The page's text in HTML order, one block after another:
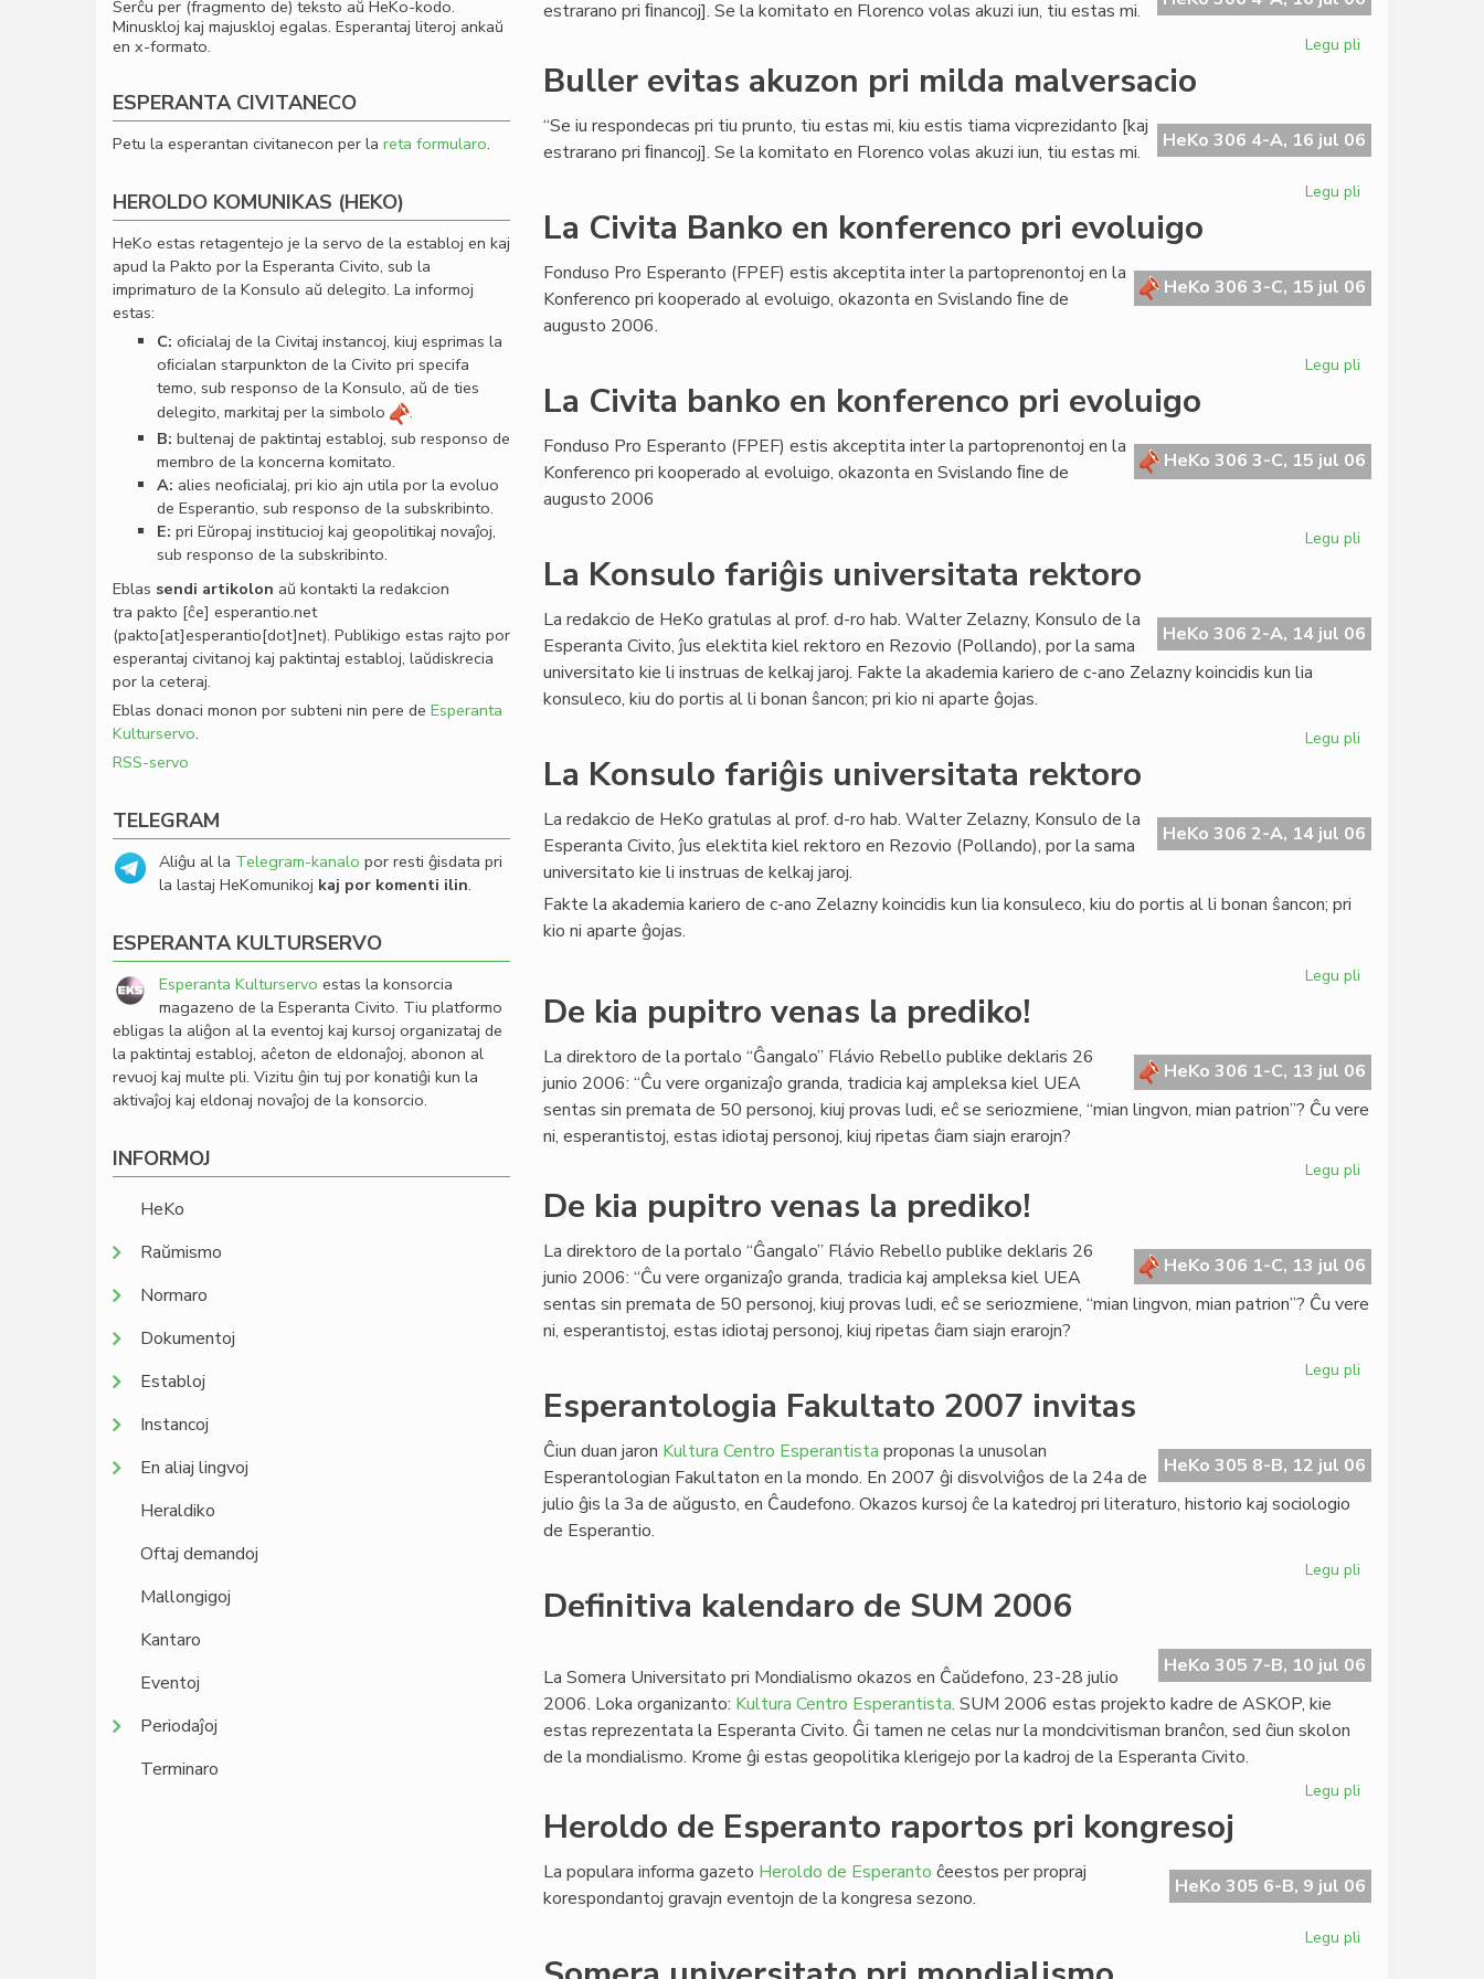
estrarano pri ﬁnancoj]. Se la komitato en Florenco volas akuzi iun, tiu estas mi.
Legu pli
pri
milda
Buller evitas akuzon pri milda malversacio
HeKo 306 4-A, 16 jul 06
“Se iu respondecas pri tiu prunto, tiu estas mi, kiu estis tiama vicprezidanto [kaj
estrarano pri ﬁnancoj]. Se la komitato en Florenco volas akuzi iun, tiu estas mi.
Legu pli
pri
milda
La Civita Banko en konferenco pri evoluigo
HeKo 306 3-C, 15 jul 06
Fonduso Pro Esperanto (FPEF) estis akceptita inter la partoprenontoj en la
Konferenco pri kooperado al evoluigo, okazonta en Svislando ﬁne de
augusto 2006.
Legu pli
en
konferenco
La Civita banko en konferenco pri evoluigo
HeKo 306 3-C, 15 jul 06
Fonduso Pro Esperanto (FPEF) estis akceptita inter la partoprenontoj en la
Konferenco pri kooperado al evoluigo, okazonta en Svislando ﬁne de
augusto 2006
Legu pli
en
konferenco
La Konsulo fariĝis universitata rektoro
HeKo 306 2-A, 14 jul 06
La redakcio de HeKo gratulas al prof. d-ro hab. Walter Zelazny, Konsulo de la
Esperanta Civito, ĵus elektita kiel rektoro en Rezovio (Pollando), por la sama
universitato kie li instruas de kelkaj jaroj. Fakte la akademia kariero de c-ano Zelazny koincidis kun lia
konsuleco, kiu do portis al li bonan ŝancon; pri kio ni aparte ĝojas.
Legu pli
universitata
rektoro
La Konsulo fariĝis universitata rektoro
HeKo 306 2-A, 14 jul 06
La redakcio de HeKo gratulas al prof. d-ro hab. Walter Zelazny, Konsulo de la
Esperanta Civito, ĵus elektita kiel rektoro en Rezovio (Pollando), por la sama
universitato kie li instruas de kelkaj jaroj.
Fakte la akademia kariero de c-ano Zelazny koincidis kun lia konsuleco, kiu do portis al li bonan ŝancon; pri
kio ni aparte ĝojas.
Legu pli
universitata
rektoro
De kia pupitro venas la prediko!
HeKo 306 1-C, 13 jul 06
La direktoro de la portalo “Ĝangalo” Flávio Rebello publike deklaris 26
junio 2006: “Ĉu vere organizaĵo granda, tradicia kaj ampleksa kiel UEA
sentas sin premata de 50 personoj, kiuj provas ludi, eĉ se seriozmiene, “mian lingvon, mian patrion”? Ĉu vere
ni, esperantistoj, estas idiotaj personoj, kiuj ripetas ĉiam siajn erarojn?
Legu pli
venas
la
prediko!
De kia pupitro venas la prediko!
HeKo 306 1-C, 13 jul 06
La direktoro de la portalo “Ĝangalo” Flávio Rebello publike deklaris 26
junio 2006: “Ĉu vere organizaĵo granda, tradicia kaj ampleksa kiel UEA
sentas sin premata de 50 personoj, kiuj provas ludi, eĉ se seriozmiene, “mian lingvon, mian patrion”? Ĉu vere
ni, esperantistoj, estas idiotaj personoj, kiuj ripetas ĉiam siajn erarojn?
Legu pli
venas
la
Esperantologia Fakultato 2007 invitas
HeKo 305 8-B, 12 jul 06
Ĉiun duan jaron Kultura Centro Esperantista proponas la unusolan
Esperantologian Fakultaton en la mondo. En 2007 ĝi disvolviĝos de la 24a de
julio ĝis la 3a de aŭgusto, en Ĉaudefono. Okazos kursoj ĉe la katedroj pri literaturo, historio kaj sociologio
de Esperantio.
Legu pli
invitas
Definitiva kalendaro de SUM 2006
HeKo 305 7-B, 10 jul 06
La Somera Universitato pri Mondialismo okazos en Ĉaŭdefono, 23-28 julio
2006. Loka organizanto: Kultura Centro Esperantista. SUM 2006 estas projekto kadre de ASKOP, kie
estas reprezentata la Esperanta Civito. Ĝi tamen ne celas nur la mondcivitisman branĉon, sed ĉiun skolon
de la mondialismo. Krome ĝi estas geopolitika klerigejo por la kadroj de la Esperanta Civito.
Legu pli
SUM
2006
Heroldo de Esperanto raportos pri kongresoj
HeKo 305 6-B, 9 jul 06
La populara informa gazeto Heroldo de Esperanto ĉeestos per propraj
korespondantoj gravajn eventojn de la kongresa sezono.
Legu pli
Serĉu per (fragmento de) teksto aŭ HeKo-kodo.
Minuskloj kaj majuskloj egalas. Esperantaj literoj ankaŭ
en x-formato.
ESPERANTA CIVITANECO
Petu la esperantan civitanecon per la reta formularo.
HEROLDO KOMUNIKAS (HEKO)
HeKo estas retagentejo je la servo de la establoj en kaj
apud la Pakto por la Esperanta Civito, sub la
imprimaturo de la Konsulo aŭ delegito. La informoj
estas:
C: oﬁcialaj de la Civitaj instancoj, kiuj esprimas la
oﬁcialan starpunkton de la Civito pri specifa
temo, sub responso de la Konsulo, aŭ de ties
delegito, markitaj per la simbolo
.
B: bultenaj de paktintaj establoj, sub responso de
membro de la koncerna komitato.
A: alies neoﬁcialaj, pri kio ajn utila por la evoluo
de Esperantio, sub responso de la subskribinto.
E: pri Eŭropaj institucioj kaj geopolitikaj novaĵoj,
sub responso de la subskribinto.
Eblas sendi artikolon aŭ kontakti la redakcion
tra pakto [ĉe] esperantio.net
(pakto[at]esperantio[dot]net). Publikigo estas rajto por
esperantaj civitanoj kaj paktintaj establoj, laŭdiskrecia
por la ceteraj.
Eblas donaci monon por subteni nin pere de Esperanta
Kulturservo.
RSS-servo
TELEGRAM
Aliĝu al la Telegram-kanalo por resti ĝisdata pri
la lastaj HeKomunikoj kaj por komenti ilin.
ESPERANTA KULTURSERVO
Esperanta Kulturservo estas la konsorcia
magazeno de la Esperanta Civito. Tiu platformo
ebligas la aliĝon al la eventoj kaj kursoj organizataj de
la paktintaj establoj, aĉeton de eldonaĵoj, abonon al
revuoj kaj multe pli. Vizitu ĝin tuj por konatiĝi kun la
aktivaĵoj kaj eldonaj novaĵoj de la konsorcio.
INFORMOJ
HeKo
Raŭmismo
Normaro
Dokumentoj
Establoj
Instancoj
En aliaj lingvoj
Heraldiko
Oftaj demandoj
Mallongigoj
Kantaro
Eventoj
Periodaĵoj
Terminaro